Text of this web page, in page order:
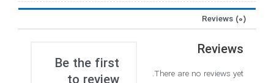
Reviews (0)
Reviews
There are no reviews yet.
Be the first